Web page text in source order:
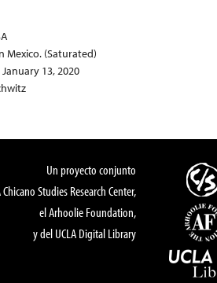
Mexico. (Saturated)
13, 2020
Un proyecto conjunto
Chicano Studies Research Center,
el Arhoolie Foundation,
y del UCLA Digital Library